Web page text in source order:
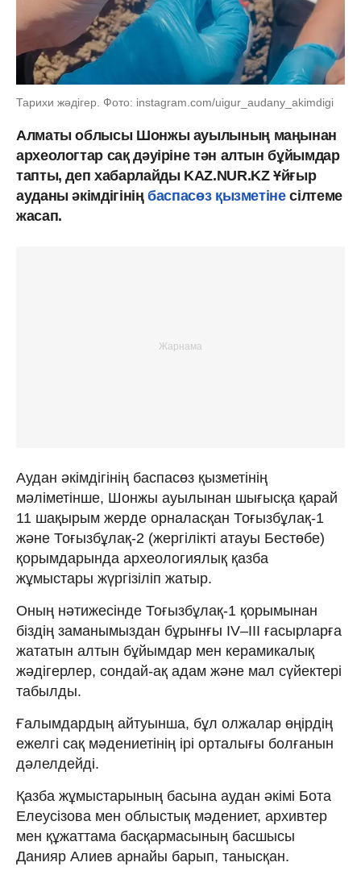
Тарихи жәдігер. Фото: instagram.com/uigur_audany_akimdigi
Алматы облысы Шонжы ауылының маңынан
археологтар сақ дәуіріне тән алтын бұйымдар
тапты, деп хабарлайды KAZ.NUR.KZ Ұйғыр
ауданы әкімдігініңбаспасөз қызметінесілтеме
жасап.
Аудан әкімдігінің баспасөз қызметінің
мәліметінше, Шонжы ауылынан шығысқа қарай
11 шақырым жерде орналасқан Тоғызбұлақ-1
және Тоғызбұлақ-2 (жергілікті атауы Бестөбе)
қорымдарында археологиялық қазба
жұмыстары жүргізіліп жатыр.
Оның нәтижесінде Тоғызбұлақ-1 қорымынан
біздің заманымыздан бұрынғы IV–III ғасырларға
жататын алтын бұйымдар мен керамикалық
жәдігерлер, сондай-ақ адам және мал сүйектері
табылды.
Ғалымдардың айтуынша, бұл олжалар өңірдің
ежелгі сақ мәдениетінің ірі орталығы болғанын
дәлелдейді.
Қазба жұмыстарының басына аудан әкімі Бота
Елеусізова мен облыстық мәдениет, архивтер
мен құжаттама басқармасының басшысы
Данияр Алиев арнайы барып, танысқан.